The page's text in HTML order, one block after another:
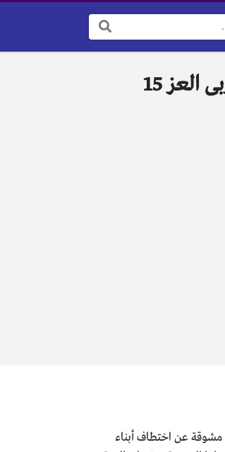
الذي يتناول قصة مشوقة عن اختطاف أبناء